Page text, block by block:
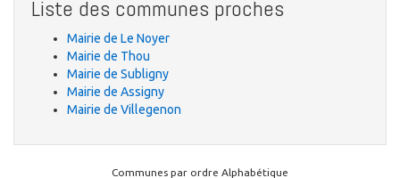
Liste des communes proches
Mairie de Le Noyer
Mairie de Thou
Mairie de Subligny
Mairie de Assigny
Mairie de Villegenon
Communes par ordre Alphabétique